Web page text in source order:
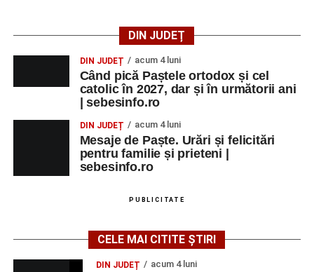
DIN JUDEȚ
DIN JUDEȚ acum 4 luni
Când pică Paștele ortodox și cel
catolic în 2027, dar și în următorii ani
| sebesinfo.ro
DIN JUDEȚ acum 4 luni
Mesaje de Paște. Urări și felicitări
pentru familie și prieteni |
sebesinfo.ro
PUBLICITATE
CELE MAI CITITE ȘTIRI
DIN JUDEȚ acum 4 luni